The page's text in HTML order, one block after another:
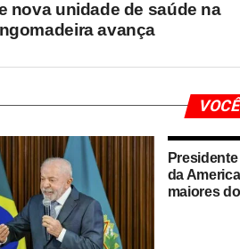
nova unidade de saúde na
avança
da
maiores